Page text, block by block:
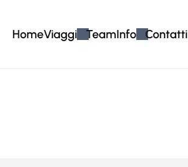
HomeViaggi TeamInfo Contatti